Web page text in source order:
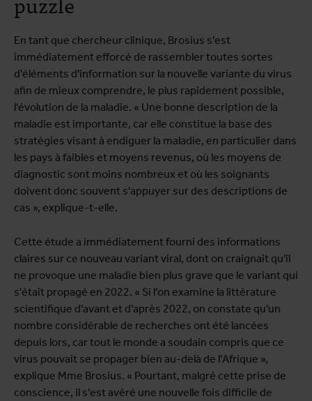
En tant que chercheur clinique, Brosius s'est
immédiatement efforcé de rassembler toutes sortes
d'éléments d'information sur la nouvelle variante du virus
afin de mieux comprendre, le plus rapidement possible,
l'évolution de la maladie. « Une bonne description de la
maladie est importante, car elle constitue la base des
stratégies visant à endiguer la maladie, en particulier dans
les pays à faibles et moyens revenus, où les moyens de
diagnostic sont moins nombreux et où les soignants
doivent donc souvent s'appuyer sur des descriptions de
cas », explique-t-elle.
Cette étude a immédiatement fourni des informations
claires sur ce nouveau variant viral, dont on craignait qu'il
ne provoque une maladie bien plus grave que le variant qui
s'était propagé en 2022. « Si l'on examine la littérature
scientifique d'avant et d'après 2022, on constate qu'un
nombre considérable de recherches ont été lancées
depuis lors, car tout le monde a soudain compris que ce
virus pouvait se propager bien au-delà de l'Afrique »,
explique Mme Brosius. « Pourtant, malgré cette prise de
conscience, il s'est avéré une nouvelle fois difficile de